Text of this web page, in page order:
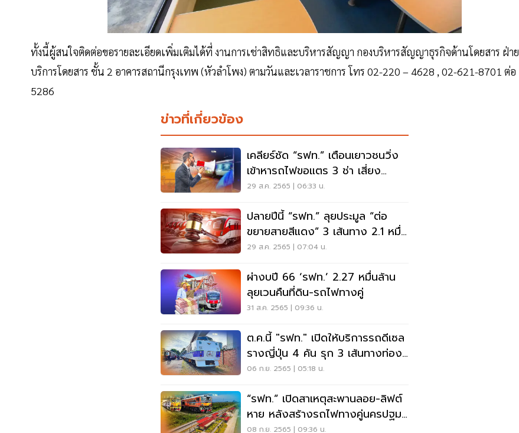
ทั้งนี้ผู้สนใจติดต่อขอรายละเอียดเพิ่มเติมได้ที่ งานการเช่าสิทธิและบริหารสัญญา กองบริหารสัญญาธุรกิจด้านโดยสาร ฝ่าย
บริการโดยสาร ชั้น 2 อาคารสถานีกรุงเทพ (หัวลำโพง) ตามวันและเวลาราชการ โทร 02-220 – 4628 , 02-621-8701 ต่อ
5286
ข่าวที่เกี่ยวข้อง
เคลียร์ชัด “รฟท.” เตือนเยาวชนวิ่ง
เข้าหารถไฟขอแตร 3 ช่า เสี่ยง
อันตราย
29 ส.ค. 2565 | 06:33 น.
ปลายปีนี้ “รฟท.” ลุยประมูล “ต่อ
ขยายสายสีแดง” 3 เส้นทาง 2.1 หมื่น
ล้าน
29 ส.ค. 2565 | 07:04 น.
ผ่างบปี 66 ‘รฟท.’ 2.27 หมื่นล้าน
ลุยเวนคืนที่ดิน-รถไฟทางคู่
31 ส.ค. 2565 | 09:36 น.
ต.ค.นี้ "รฟท." เปิดให้บริการรถดีเซล
รางญี่ปุ่น 4 คัน รุก 3 เส้นทางท่อง
เที่ยว
06 ก.ย. 2565 | 05:18 น.
“รฟท.” เปิดสาเหตุสะพานลอย-ลิฟต์
หาย หลังสร้างรถไฟทางคู่นครปฐม-
ชุมพร
08 ก.ย. 2565 | 09:36 น.